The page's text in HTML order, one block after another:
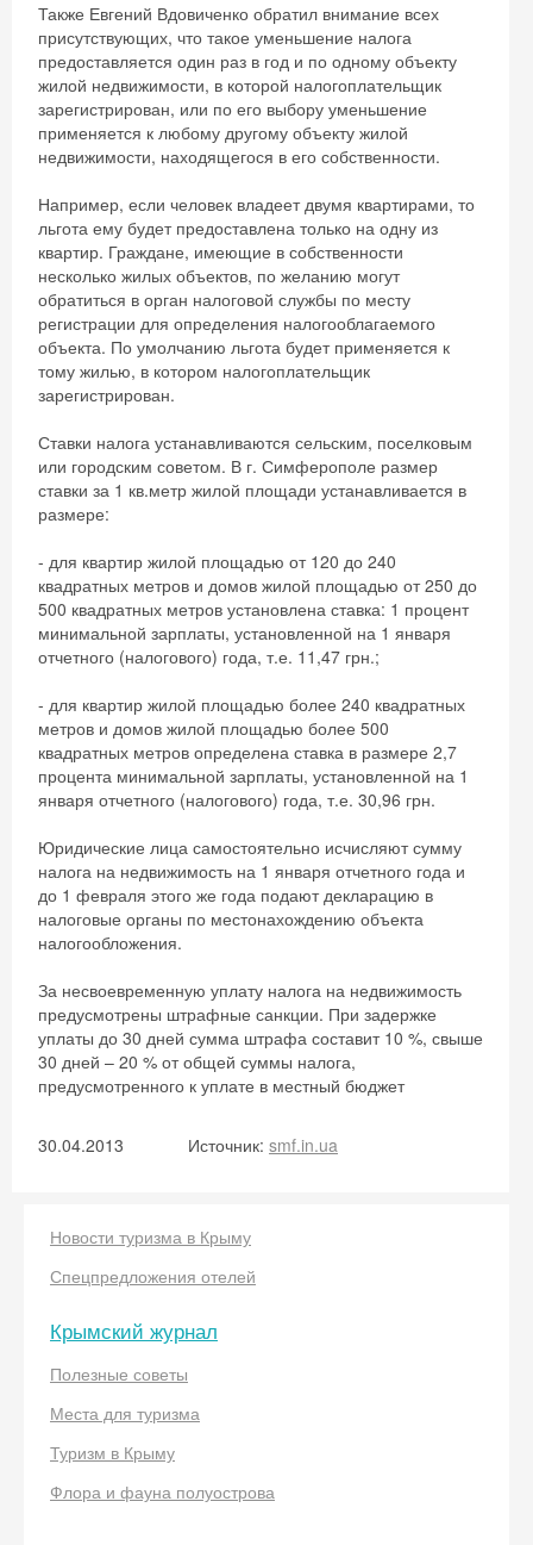
Также Евгений Вдовиченко обратил внимание всех
присутствующих, что такое уменьшение налога
предоставляется один раз в год и по одному объекту
жилой недвижимости, в которой налогоплательщик
зарегистрирован, или по его выбору уменьшение
применяется к любому другому объекту жилой
недвижимости, находящегося в его собственности.
Например, если человек владеет двумя квартирами, то
льгота ему будет предоставлена только на одну из
квартир. Граждане, имеющие в собственности
несколько жилых объектов, по желанию могут
обратиться в орган налоговой службы по месту
регистрации для определения налогооблагаемого
объекта. По умолчанию льгота будет применяется к
тому жилью, в котором налогоплательщик
зарегистрирован.
Ставки налога устанавливаются сельским, поселковым
или городским советом. В г. Симферополе размер
ставки за 1 кв.метр жилой площади устанавливается в
размере:
- для квартир жилой площадью от 120 до 240
квадратных метров и домов жилой площадью от 250 до
500 квадратных метров установлена ставка: 1 процент
минимальной зарплаты, установленной на 1 января
отчетного (налогового) года, т.е. 11,47 грн.;
- для квартир жилой площадью более 240 квадратных
метров и домов жилой площадью более 500
квадратных метров определена ставка в размере 2,7
процента минимальной зарплаты, установленной на 1
января отчетного (налогового) года, т.е. 30,96 грн.
Юридические лица самостоятельно исчисляют сумму
налога на недвижимость на 1 января отчетного года и
до 1 февраля этого же года подают декларацию в
налоговые органы по местонахождению объекта
налогообложения.
За несвоевременную уплату налога на недвижимость
предусмотрены штрафные санкции. При задержке
уплаты до 30 дней сумма штрафа составит 10 %, свыше
30 дней – 20 % от общей суммы налога,
предусмотренного к уплате в местный бюджет
30.04.2013 Источник: smf.in.ua
Новости туризма в Крыму
Спецпредложения отелей
Крымский журнал
Полезные советы
Места для туризма
Туризм в Крыму
Флора и фауна полуострова
Скидка −5%
Хочешь дешевле? Оставь почту и получи
промокод на первое бронирование!
Получить промокод